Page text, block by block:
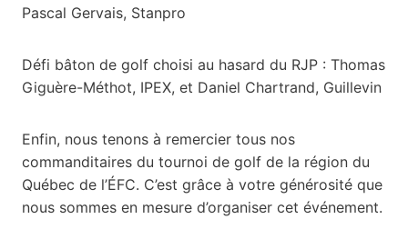
Pascal Gervais, Stanpro
Défi bâton de golf choisi au hasard du RJP : Thomas
Giguère-Méthot, IPEX, et Daniel Chartrand, Guillevin
Enfin, nous tenons à remercier tous nos
commanditaires du tournoi de golf de la région du
Québec de l’ÉFC. C’est grâce à votre générosité que
nous sommes en mesure d’organiser cet événement.